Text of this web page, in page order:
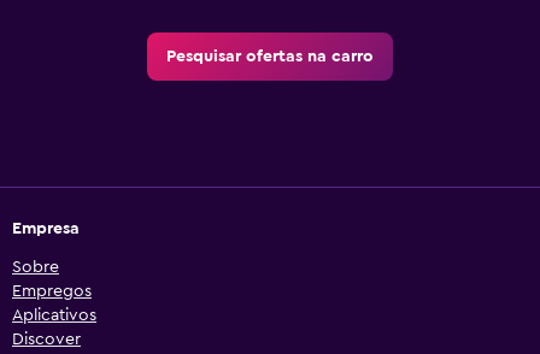
Pesquisar ofertas na carro
Empresa
Sobre
Empregos
Aplicativos
Discover